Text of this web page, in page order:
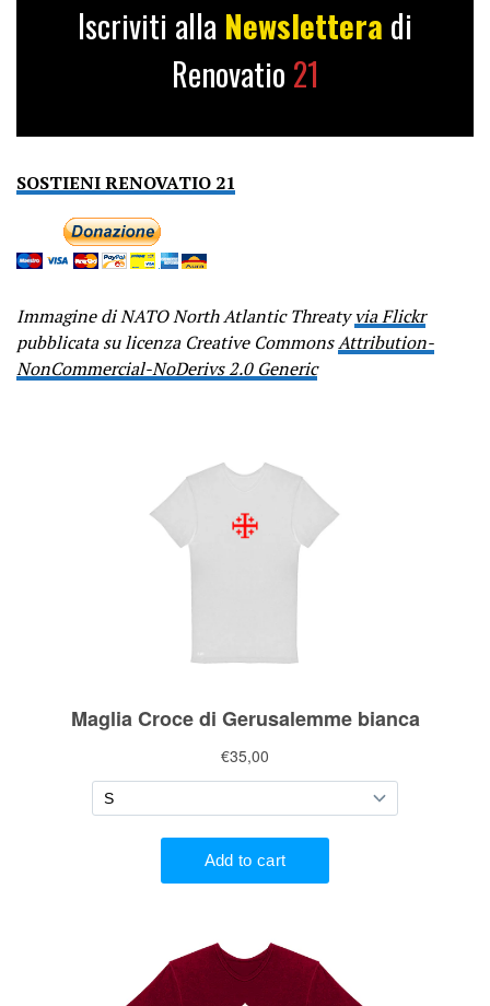
Iscriviti alla Newslettera di
Renovatio 21
SOSTIENI RENOVATIO 21
Immagine di NATO North Atlantic Threatyvia Flickr
pubblicata su licenza Creative CommonsAttribution-
NonCommercial-NoDerivs 2.0 Generic